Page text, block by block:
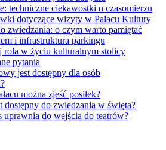
techniczne ciekawostki o czasomierzu
dotyczące wizyty w Pałacu Kultury
zwiedzania: o czym warto pamiętać
i infrastruktura parkingu
rola w życiu kulturalnym stolicy
pytania
jest dostępny dla osób
można zjeść posiłek?
dostępny do zwiedzania w święta?
uprawnia do wejścia do teatrów?